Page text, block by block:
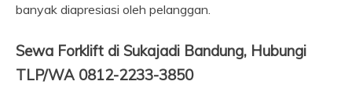
banyak diapresiasi oleh pelanggan.
Sewa Forklift di Sukajadi Bandung, Hubungi
TLP/WA 0812-2233-3850